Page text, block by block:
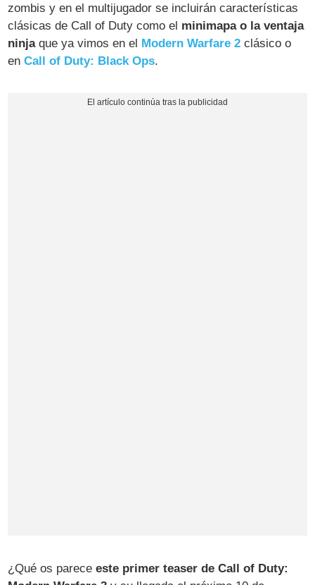
zombis y en el multijugador se incluirán características
clásicas de Call of Duty como el minimapa o la ventaja
ninjaque ya vimos en el Modern Warfare 2 clásico o
enCall of Duty: Black Ops.
¿Qué os pareceeste primer teaser de Call of Duty: